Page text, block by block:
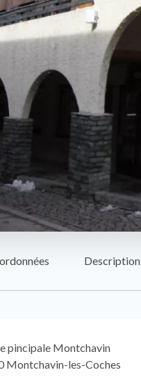
Description
pincipale Montchavin
Montchavin-les-Coches